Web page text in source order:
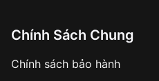
Chính Sách Chung
Chính sách bảo hành